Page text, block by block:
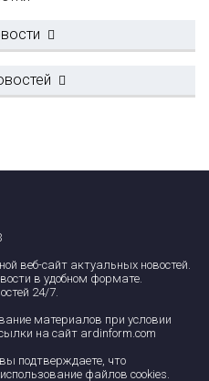
веб-сайт актуальных новостей.
в удобном формате.
24/7.
материалов при условии
на сайт ardinform.com
подтверждаете, что
файлов cookies.